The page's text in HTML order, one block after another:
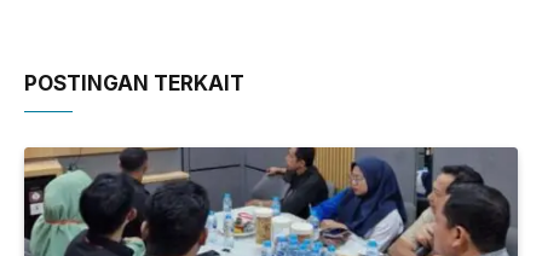
POSTINGAN TERKAIT